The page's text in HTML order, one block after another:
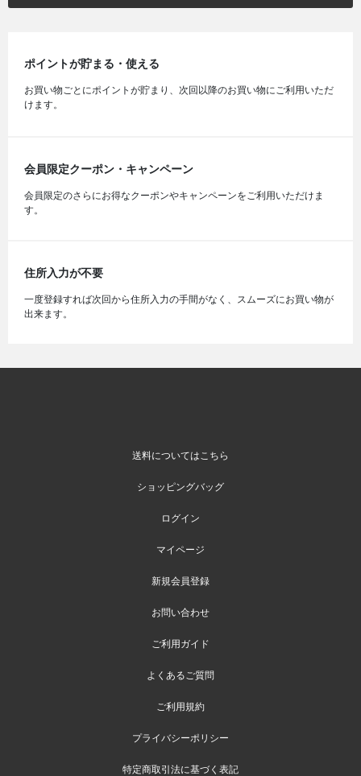
ポイントが貯まる・使える
お買い物ごとにポイントが貯まり、次回以降のお買い物にご利用いただ
けます。
会員限定クーポン・キャンペーン
会員限定のさらにお得なクーポンやキャンペーンをご利用いただけま
す。
住所入力が不要
一度登録すれば次回から住所入力の手間がなく、スムーズにお買い物が
出来ます。
送料についてはこちら
ショッピングバッグ
ログイン
マイページ
新規会員登録
お問い合わせ
ご利用ガイド
よくあるご質問
ご利用規約
プライバシーポリシー
特定商取引法に基づく表記